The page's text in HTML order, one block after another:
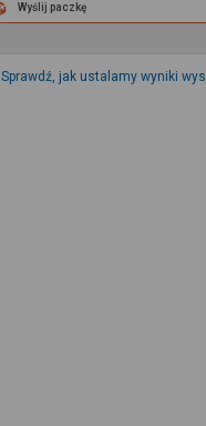
Wyślij paczkę
Sprawdź, jak ustalamy wyniki